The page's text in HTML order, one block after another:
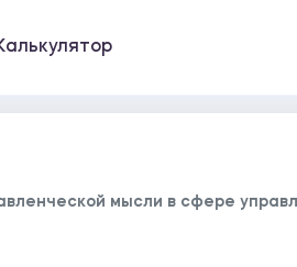
мысли в сфере